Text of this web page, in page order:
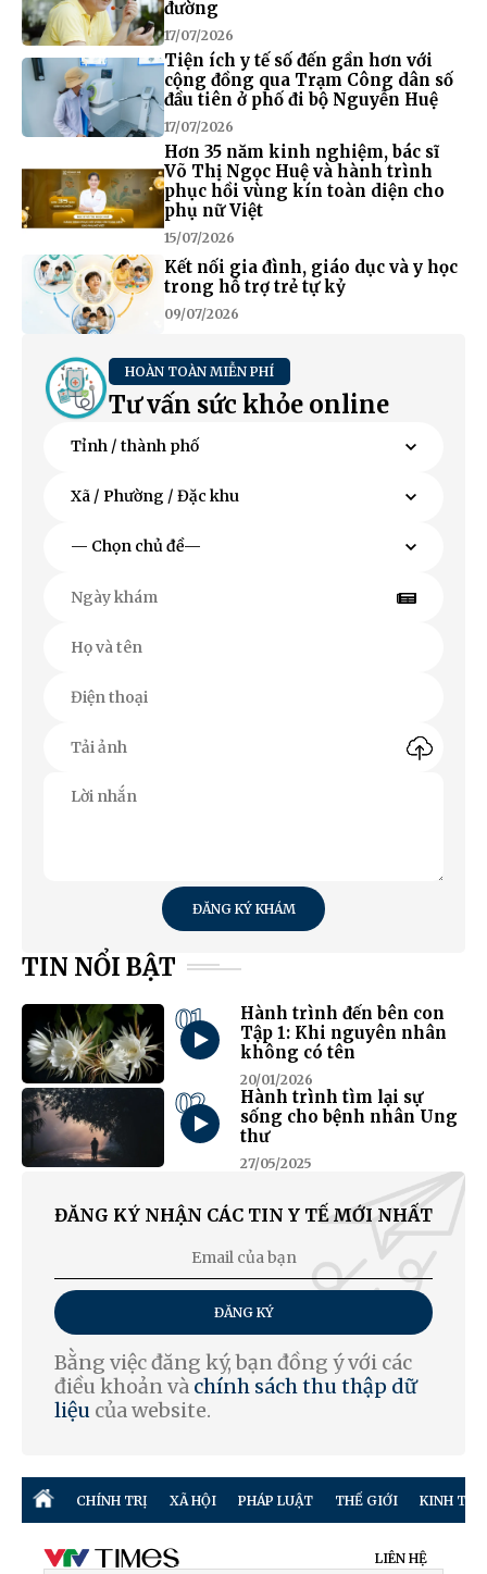
đường
17/07/2026
Tiện ích y tế số đến gần hơn với
cộng đồng qua Trạm Công dân số
đầu tiên ở phố đi bộ Nguyễn Huệ
17/07/2026
Hơn 35 năm kinh nghiệm, bác sĩ
Võ Thị Ngọc Huệ và hành trình
phục hồi vùng kín toàn diện cho
phụ nữ Việt
15/07/2026
Kết nối gia đình, giáo dục và y học
trong hỗ trợ trẻ tự kỷ
09/07/2026
HOÀN TOÀN MIỄN PHÍ
Tư vấn sức khỏe online
ĐĂNG KÝ KHÁM
TIN NỔI BẬT
01
Hành trình đến bên con
Tập 1: Khi nguyên nhân
không có tên
20/01/2026
02
Hành trình tìm lại sự
sống cho bệnh nhân Ung
thư
27/05/2025
ĐĂNG KÝ NHẬN CÁC TIN Y TẾ MỚI NHẤT
ĐĂNG KÝ
Bằng việc đăng ký, bạn đồng ý với các
điều khoản và chính sách thu thập dữ
liệu của website.
CHÍNH TRỊ XÃ HỘI PHÁP LUẬT THẾ GIỚI KINH TẾ
LIÊN HỆ